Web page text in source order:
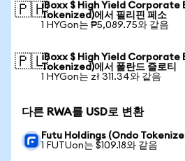
🇵🇭iBoxx $ High Yield Corporate
Tokenized)에서 필리핀 페소
1 HYGon는 ₱5,089.75와 같음
🇵🇱iBoxx $ High Yield Corporate
Tokenized)에서 폴란드 즐로티
1 HYGon는 zł 311.34와 같음
다른 RWA를 USD로 변환
Futu Holdings (Ondo
1 FUTUon는 $109.18와 같음